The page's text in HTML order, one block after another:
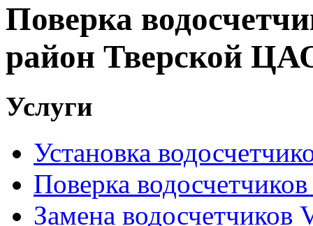
Поверка
район Тверской
Услуги
Установка
Поверка водосчетчиков
Замена